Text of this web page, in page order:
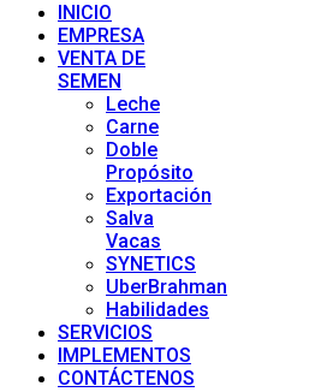
INICIO
EMPRESA
VENTA DE
SEMEN
Leche
Carne
Doble
Propósito
Exportación
Salva
Vacas
SYNETICS
UberBrahman
Habilidades
SERVICIOS
IMPLEMENTOS
CONTÁCTENOS